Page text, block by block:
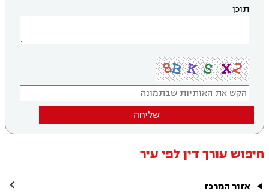
תוכן
שליחה
חיפוש עורך דין לפי עיר
אזור המרכז 